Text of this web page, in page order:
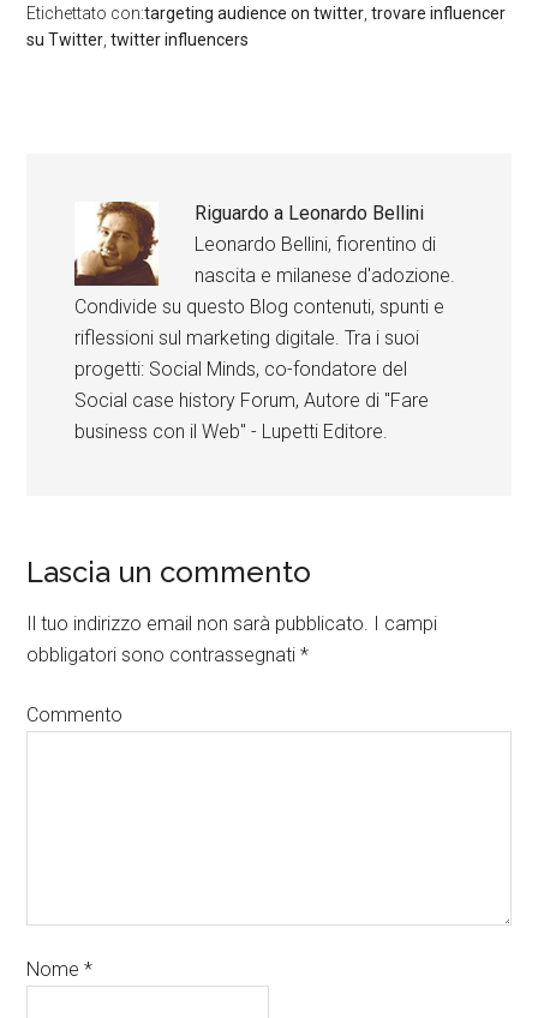
Etichettato con:targeting audience on twitter ,trovare influencer
su Twitter ,twitter influencers
Riguardo a Leonardo Bellini
Leonardo Bellini, fiorentino di
nascita e milanese d'adozione.
Condivide su questo Blog contenuti, spunti e
riflessioni sul marketing digitale. Tra i suoi
progetti: Social Minds, co-fondatore del
Social case history Forum, Autore di "Fare
business con il Web" - Lupetti Editore.
Lascia un commento
Il tuo indirizzo email non sarà pubblicato. I campi
obbligatori sono contrassegnati*
Commento
Nome*